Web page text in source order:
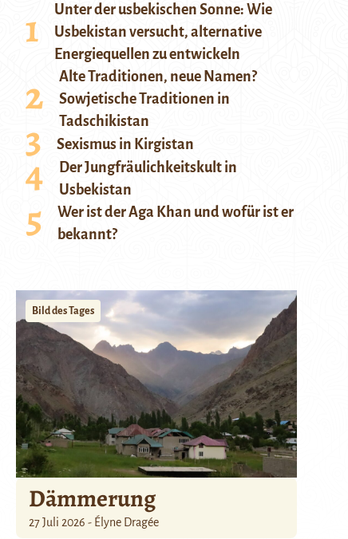
Unter der usbekischen Sonne: Wie
Usbekistan versucht, alternative
Energiequellen zu entwickeln
Alte Traditionen, neue Namen?
Sowjetische Traditionen in
Tadschikistan
Sexismus in Kirgistan
Der Jungfräulichkeitskult in
Usbekistan
Wer ist der Aga Khan und wofür ist er
bekannt?
Bild des Tages
Dämmerung
27 Juli 2026 - Élyne Dragée